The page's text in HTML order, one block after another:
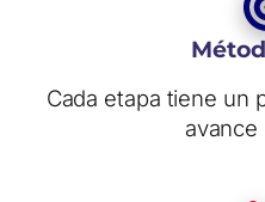
Cada etapa tiene un
avance